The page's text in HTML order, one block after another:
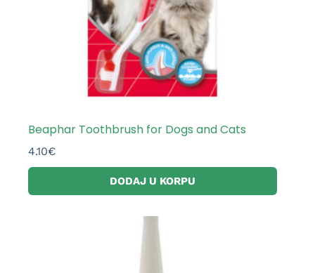
Beaphar Toothbrush for Dogs and Cats
4.10€
DODAJ U KORPU